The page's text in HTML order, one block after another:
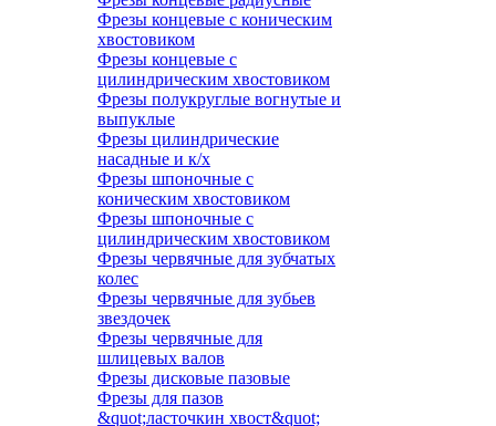
Фрезы концевые с коническим
хвостовиком
Фрезы концевые с
цилиндрическим хвостовиком
Фрезы полукруглые вогнутые и
выпуклые
Фрезы цилиндрические
насадные и к/х
Фрезы шпоночные с
коническим хвостовиком
Фрезы шпоночные с
цилиндрическим хвостовиком
Фрезы червячные для зубчатых
колес
Фрезы червячные для зубьев
звездочек
Фрезы червячные для
шлицевых валов
Фрезы дисковые пазовые
Фрезы для пазов
&quot;ласточкин хвост&quot;